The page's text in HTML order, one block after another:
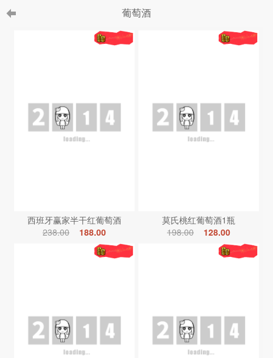
葡萄酒
西班牙赢家半干红葡萄酒
238.00
188.00
莫氏桃红葡萄酒1瓶
198.00
128.00